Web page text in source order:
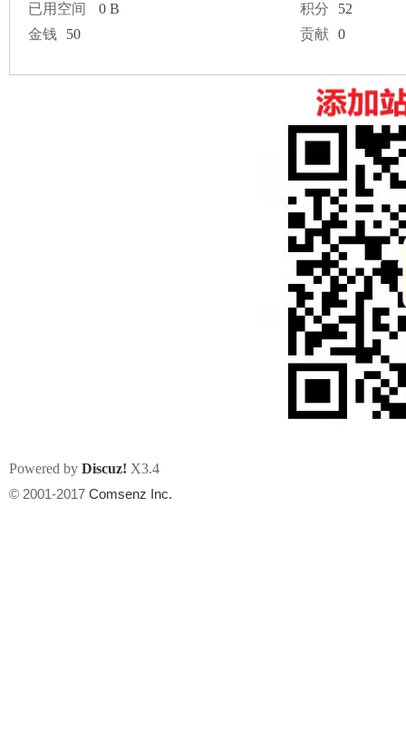
州
已用空间
0 B 积分
52
金钱
50 贡献 0
Powered by Discuz! X3.4
© 2001-2017 Comsenz Inc.